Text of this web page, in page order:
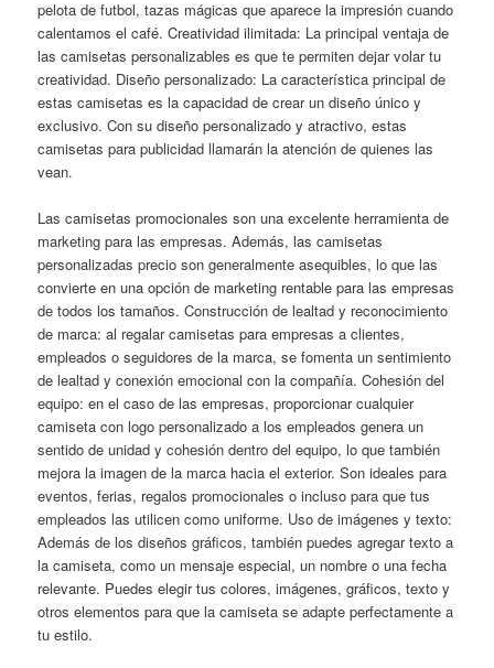
pelota de futbol, tazas mágicas que aparece la impresión cuando
calentamos el café. Creatividad ilimitada: La principal ventaja de
las camisetas personalizables es que te permiten dejar volar tu
creatividad. Diseño personalizado: La característica principal de
estas camisetas es la capacidad de crear un diseño único y
exclusivo. Con su diseño personalizado y atractivo, estas
camisetas para publicidad llamarán la atención de quienes las
vean.
Las camisetas promocionales son una excelente herramienta de
marketing para las empresas. Además, las camisetas
personalizadas precio son generalmente asequibles, lo que las
convierte en una opción de marketing rentable para las empresas
de todos los tamaños. Construcción de lealtad y reconocimiento
de marca: al regalar camisetas para empresas a clientes,
empleados o seguidores de la marca, se fomenta un sentimiento
de lealtad y conexión emocional con la compañía. Cohesión del
equipo: en el caso de las empresas, proporcionar cualquier
camiseta con logo personalizado a los empleados genera un
sentido de unidad y cohesión dentro del equipo, lo que también
mejora la imagen de la marca hacia el exterior. Son ideales para
eventos, ferias, regalos promocionales o incluso para que tus
empleados las utilicen como uniforme. Uso de imágenes y texto:
Además de los diseños gráficos, también puedes agregar texto a
la camiseta, como un mensaje especial, un nombre o una fecha
relevante. Puedes elegir tus colores, imágenes, gráficos, texto y
otros elementos para que la camiseta se adapte perfectamente a
tu estilo.